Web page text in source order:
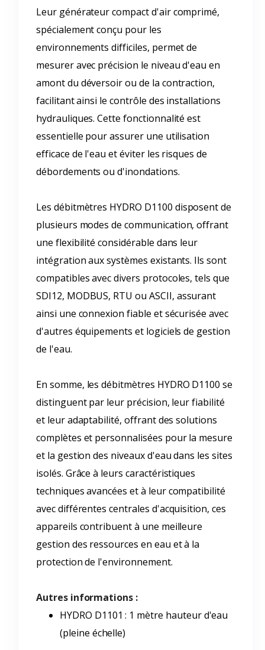
Leur générateur compact d'air comprimé,
spécialement conçu pour les
environnements difficiles, permet de
mesurer avec précision le niveau d'eau en
amont du déversoir ou de la contraction,
facilitant ainsi le contrôle des installations
hydrauliques. Cette fonctionnalité est
essentielle pour assurer une utilisation
efficace de l'eau et éviter les risques de
débordements ou d'inondations.
Les débitmètres HYDRO D1100 disposent de
plusieurs modes de communication, offrant
une flexibilité considérable dans leur
intégration aux systèmes existants. Ils sont
compatibles avec divers protocoles, tels que
SDI12, MODBUS, RTU ou ASCII, assurant
ainsi une connexion fiable et sécurisée avec
d'autres équipements et logiciels de gestion
de l'eau.
En somme, les débitmètres HYDRO D1100 se
distinguent par leur précision, leur fiabilité
et leur adaptabilité, offrant des solutions
complètes et personnalisées pour la mesure
et la gestion des niveaux d'eau dans les sites
isolés. Grâce à leurs caractéristiques
techniques avancées et à leur compatibilité
avec différentes centrales d'acquisition, ces
appareils contribuent à une meilleure
gestion des ressources en eau et à la
protection de l'environnement.
Autres informations :
HYDRO D1101 : 1 mètre hauteur d'eau
(pleine échelle)